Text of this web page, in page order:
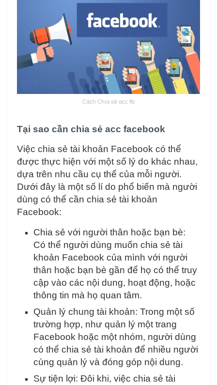
Cách Chia sẻ acc fb
Tại sao cần chia sẻ acc facebook
Việc chia sẻ tài khoản Facebook có thể
được thực hiện với một số lý do khác nhau,
dựa trên nhu cầu cụ thể của mỗi người.
Dưới đây là một số lí do phổ biến mà người
dùng có thể cần chia sẻ tài khoản
Facebook:
Chia sẻ với người thân hoặc bạn bè:
Có thể người dùng muốn chia sẻ tài
khoản Facebook của mình với người
thân hoặc bạn bè gần để họ có thể truy
cập vào các nội dung, hoạt động, hoặc
thông tin mà họ quan tâm.
Quản lý chung tài khoản: Trong một số
trường hợp, như quản lý một trang
Facebook hoặc một nhóm, người dùng
có thể chia sẻ tài khoản để nhiều người
cùng quản lý và đóng góp nội dung.
Sự tiện lợi: Đôi khi, việc chia sẻ tài